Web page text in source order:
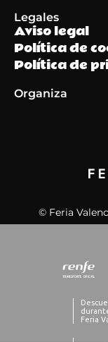
Legales
Aviso legal
Política de
Política de
Organiza
© Feria